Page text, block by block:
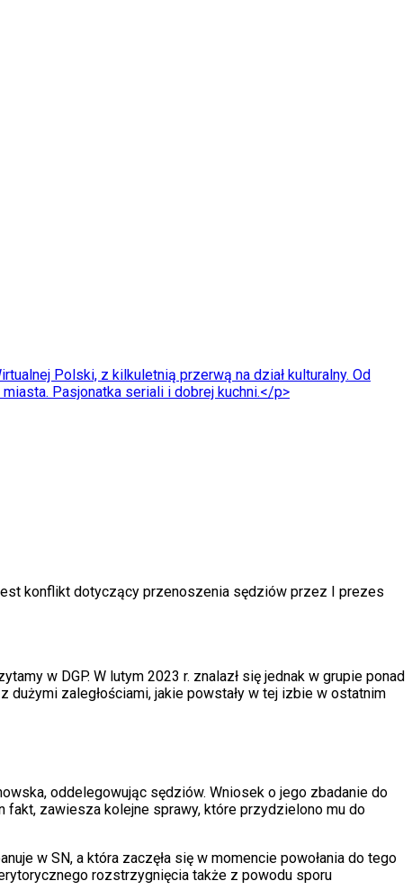
Polski, z kilkuletnią przerwą na dział kulturalny. Od
Pasjonatka seriali i dobrej kuchni.</p>
konflikt dotyczący przenoszenia sędziów przez I prezes
w DGP. W lutym 2023 r. znalazł się jednak w grupie ponad
zaległościami, jakie powstały w tej izbie w ostatnim
oddelegowując sędziów. Wniosek o jego zbadanie do
fakt, zawiesza kolejne sprawy, które przydzielono mu do
w SN, a która zaczęła się w momencie powołania do tego
rozstrzygnięcia także z powodu sporu